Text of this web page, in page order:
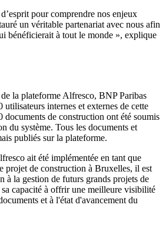
pour comprendre nos enjeux
un véritable partenariat avec nous afin
bénéficierait à tout le monde », explique
la plateforme Alfresco, BNP Paribas
internes et externes de cette
documents de construction ont été soumis
du système. Tous les documents et
publiés sur la plateforme.
ait été implémentée en tant que
projet de construction à Bruxelles, il est
à la gestion de futurs grands projets de
capacité à offrir une meilleure visibilité
et à l'état d'avancement du